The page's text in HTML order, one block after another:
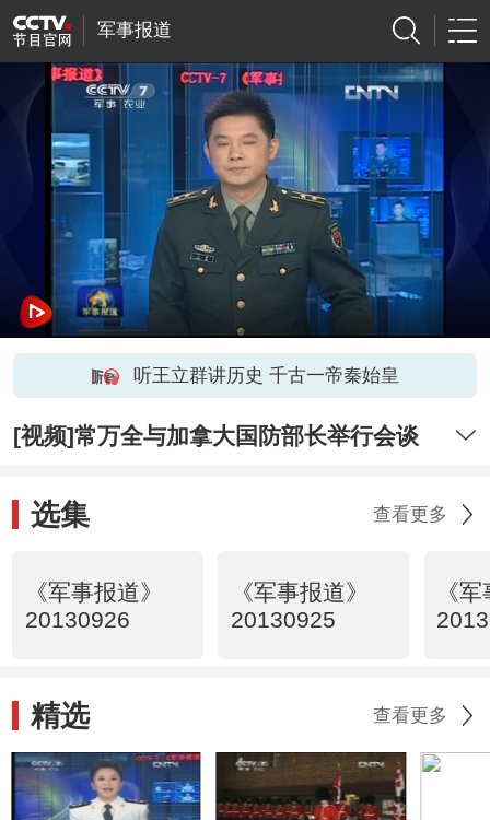
军事报道
听王立群讲历史 千古一帝秦始皇
[视频]常万全与加拿大国防部长举行会谈
选集 查看更多
《军事报道》
20130926
《军事报道》
20130925
《
精选 查看更多